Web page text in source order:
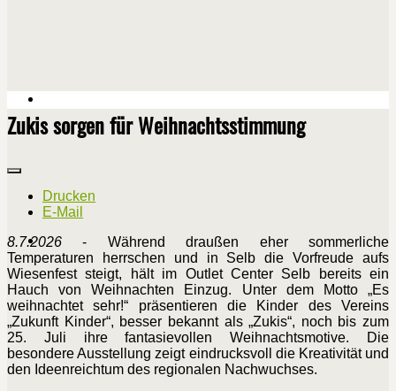
Zukis sorgen für Weihnachtsstimmung
Drucken
E-Mail
8.7.2026 - Während draußen eher sommerliche
Temperaturen herrschen und in Selb die Vorfreude aufs
Wiesenfest steigt, hält im Outlet Center Selb bereits ein
Hauch von Weihnachten Einzug. Unter dem Motto „Es
weihnachtet sehr!“ präsentieren die Kinder des Vereins
„Zukunft Kinder“, besser bekannt als „Zukis“, noch bis zum
25. Juli ihre fantasievollen Weihnachtsmotive. Die
besondere Ausstellung zeigt eindrucksvoll die Kreativität und
den Ideenreichtum des regionalen Nachwuchses.